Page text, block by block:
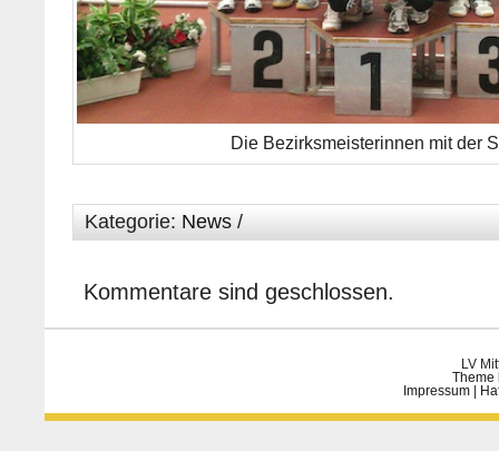
Die Bezirksmeisterinnen mit der
Kategorie: News /
Kommentare sind geschlossen.
LV
Theme
Impressum